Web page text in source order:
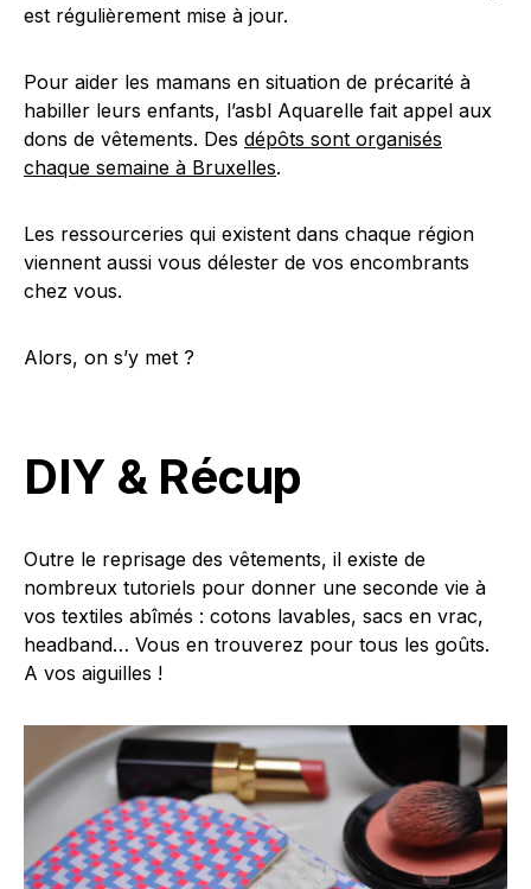
est régulièrement mise à jour.
Pour aider les mamans en situation de précarité à
habiller leurs enfants, l’asbl Aquarelle fait appel aux
dons de vêtements. Des dépôts sont organisés
chaque semaine à Bruxelles.
Les ressourceries qui existent dans chaque région
viennent aussi vous délester de vos encombrants
chez vous.
Alors, on s’y met ?
DIY & Récup
Outre le reprisage des vêtements, il existe de
nombreux tutoriels pour donner une seconde vie à
vos textiles abîmés : cotons lavables, sacs en vrac,
headband… Vous en trouverez pour tous les goûts.
A vos aiguilles !